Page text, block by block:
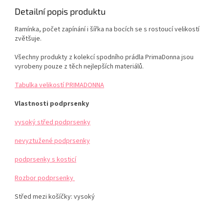
Detailní popis produktu
Ramínka, počet zapínání i šířka na bocích se s rostoucí velikostí
zvětšuje.
Všechny produkty z kolekcí spodního prádla PrimaDonna jsou
vyrobeny pouze z těch nejlepších materiálů.
Tabulka velikostí PRIMADONNA
Vlastnosti podprsenky
vysoký střed podprsenky
nevyztužené podprsenky
podprsenky s kosticí
Rozbor podprsenky
Střed mezi košíčky: vysoký